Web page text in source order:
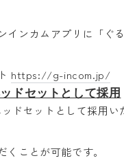
インカムアプリに「ぐ
https://g-incom.jp/
ドセットとして採用
ドセットとして採用い
ことが可能です。